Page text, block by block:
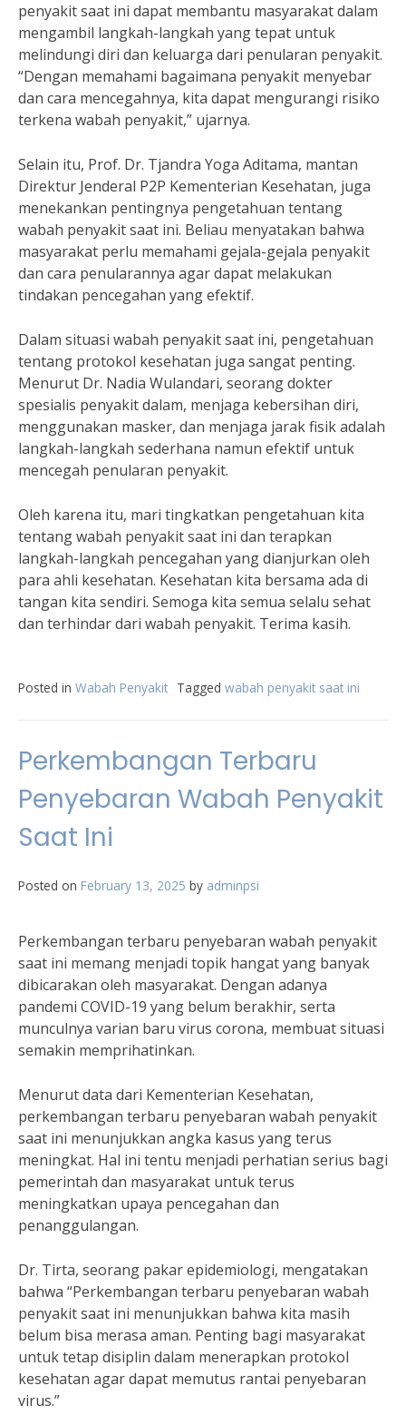
penyakit saat ini dapat membantu masyarakat dalam
mengambil langkah-langkah yang tepat untuk
melindungi diri dan keluarga dari penularan penyakit.
“Dengan memahami bagaimana penyakit menyebar
dan cara mencegahnya, kita dapat mengurangi risiko
terkena wabah penyakit,” ujarnya.
Selain itu, Prof. Dr. Tjandra Yoga Aditama, mantan
Direktur Jenderal P2P Kementerian Kesehatan, juga
menekankan pentingnya pengetahuan tentang
wabah penyakit saat ini. Beliau menyatakan bahwa
masyarakat perlu memahami gejala-gejala penyakit
dan cara penularannya agar dapat melakukan
tindakan pencegahan yang efektif.
Dalam situasi wabah penyakit saat ini, pengetahuan
tentang protokol kesehatan juga sangat penting.
Menurut Dr. Nadia Wulandari, seorang dokter
spesialis penyakit dalam, menjaga kebersihan diri,
menggunakan masker, dan menjaga jarak fisik adalah
langkah-langkah sederhana namun efektif untuk
mencegah penularan penyakit.
Oleh karena itu, mari tingkatkan pengetahuan kita
tentang wabah penyakit saat ini dan terapkan
langkah-langkah pencegahan yang dianjurkan oleh
para ahli kesehatan. Kesehatan kita bersama ada di
tangan kita sendiri. Semoga kita semua selalu sehat
dan terhindar dari wabah penyakit. Terima kasih.
Posted in Wabah Penyakit Tagged wabah penyakit saat ini
Perkembangan Terbaru
Penyebaran Wabah Penyakit
Saat Ini
Posted on February 13, 2025 by adminpsi
Perkembangan terbaru penyebaran wabah penyakit
saat ini memang menjadi topik hangat yang banyak
dibicarakan oleh masyarakat. Dengan adanya
pandemi COVID-19 yang belum berakhir, serta
munculnya varian baru virus corona, membuat situasi
semakin memprihatinkan.
Menurut data dari Kementerian Kesehatan,
perkembangan terbaru penyebaran wabah penyakit
saat ini menunjukkan angka kasus yang terus
meningkat. Hal ini tentu menjadi perhatian serius bagi
pemerintah dan masyarakat untuk terus
meningkatkan upaya pencegahan dan
penanggulangan.
Dr. Tirta, seorang pakar epidemiologi, mengatakan
bahwa “Perkembangan terbaru penyebaran wabah
penyakit saat ini menunjukkan bahwa kita masih
belum bisa merasa aman. Penting bagi masyarakat
untuk tetap disiplin dalam menerapkan protokol
kesehatan agar dapat memutus rantai penyebaran
virus.”